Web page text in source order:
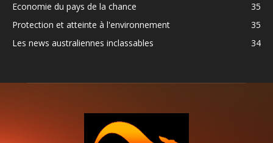
Economie du pays de la chance
35
Protection et atteinte à l'environnement
35
Les news australiennes inclassables
34